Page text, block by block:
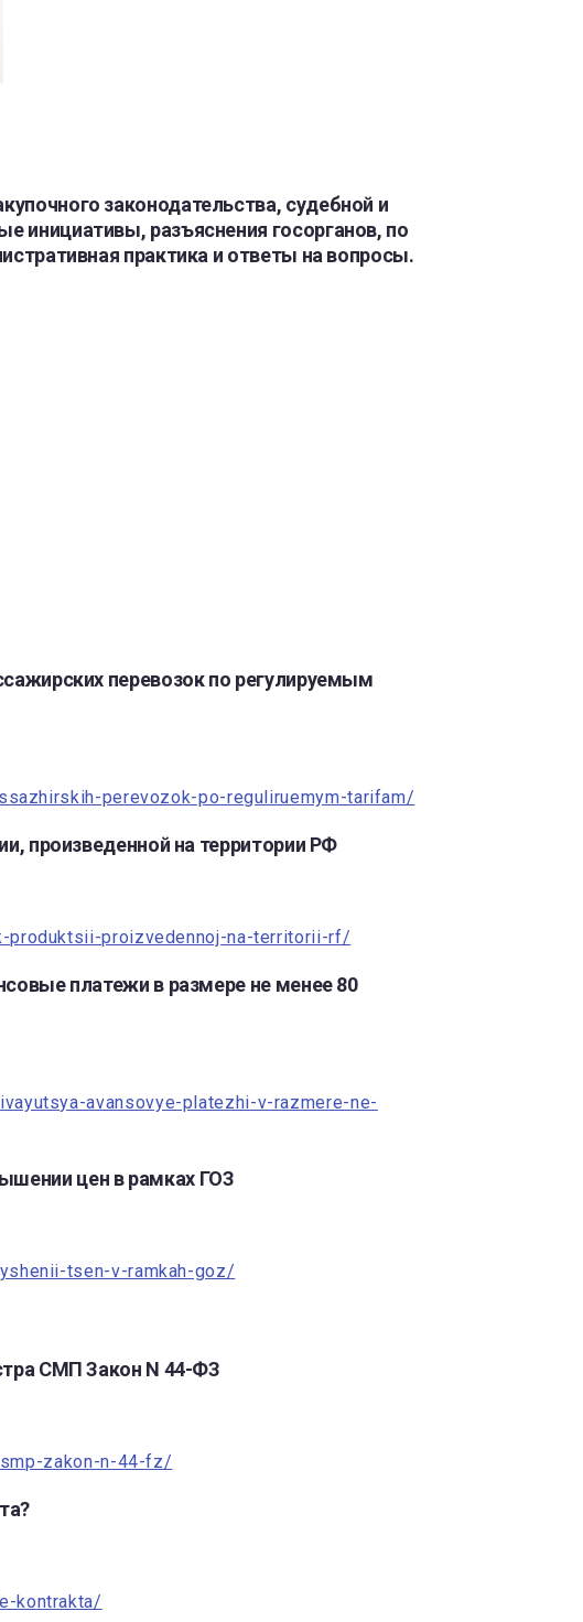
законодательства, судебной и
инициативы, разъяснения госорганов, по
практика и ответы на вопросы.
перевозок по регулируемым
perevozok-po-reguliruemym-tarifam/
произведенной на территории РФ
produktsii-proizvedennoj-na-territorii-rf/
платежи в размере не менее 80
avansovye-platezhi-v-razmere-ne-
цен в рамках ГОЗ
tsen-v-ramkah-goz/
СМП Закон N 44-ФЗ
zakon-n-44-fz/
kontrakta/